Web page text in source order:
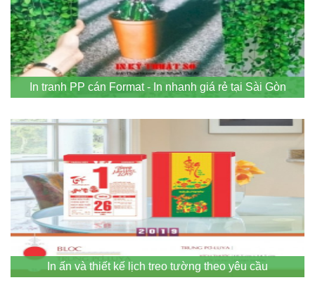
In tranh PP cán Format - In nhanh giá rẻ tại Sài Gòn
In ấn và thiết kế lịch treo tường theo yêu cầu